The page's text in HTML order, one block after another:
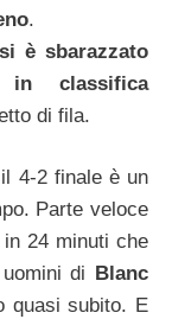
.
è sbarazzato
in classifica
di fila.
4-2 finale è un
Parte veloce
in 24 minuti che
di Blanc
quasi subito. E